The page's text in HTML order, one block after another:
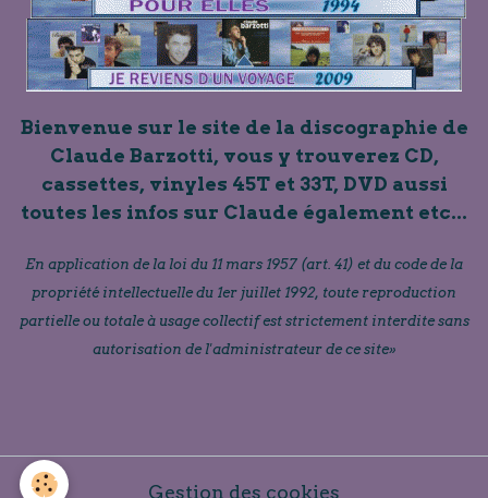
Bienvenue sur le site de la discographie de
Claude Barzotti, vous y trouverez CD,
cassettes, vinyles 45T et 33T, DVD aussi
toutes les infos sur Claude également etc...
En application de la loi du 11 mars 1957 (art. 41) et du code de la
propriété intellectuelle du 1er juillet 1992, toute reproduction
partielle ou totale à usage collectif est strictement interdite sans
autorisation de l'administrateur de ce site»
Gestion des cookies